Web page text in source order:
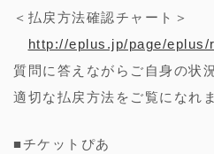
＜払戻方法確認チャート＞
http://eplus.jp/page/
質問に答えながらご自身の状
適切な払戻方法をご覧になれま
■チケットぴあ